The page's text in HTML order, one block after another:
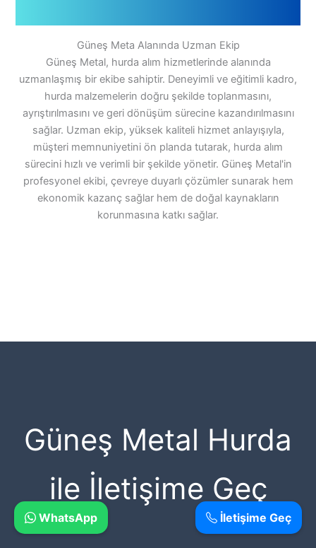
Güneş Meta Alanında Uzman Ekip
Güneş Metal, hurda alım hizmetlerinde alanında
uzmanlaşmış bir ekibe sahiptir. Deneyimli ve eğitimli kadro,
hurda malzemelerin doğru şekilde toplanmasını,
ayrıştırılmasını ve geri dönüşüm sürecine kazandırılmasını
sağlar. Uzman ekip, yüksek kaliteli hizmet anlayışıyla,
müşteri memnuniyetini ön planda tutarak, hurda alım
sürecini hızlı ve verimli bir şekilde yönetir. Güneş Metal'in
profesyonel ekibi, çevreye duyarlı çözümler sunarak hem
ekonomik kazanç sağlar hem de doğal kaynakların
korunmasına katkı sağlar.
Güneş Metal Hurda
ile İletişime Geç
İletişime Geç
WhatsApp